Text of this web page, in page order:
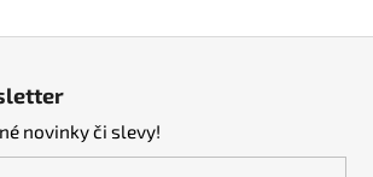
novinky či slevy!